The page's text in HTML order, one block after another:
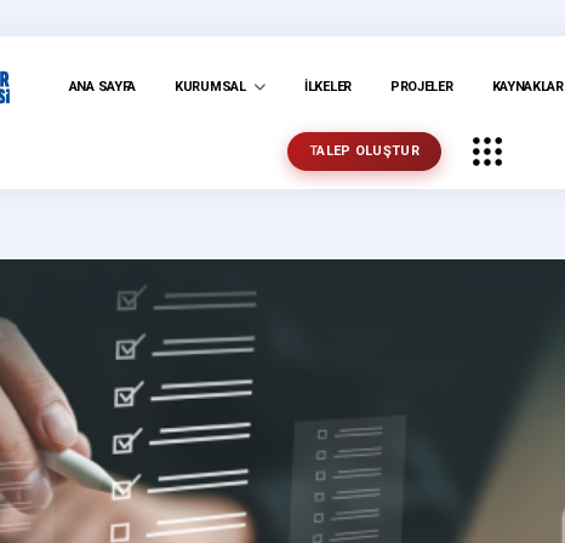
ANA SAYFA KURUMSAL İLKELER PROJELER KAYNAKLAR
TALEP OLUŞTUR
Resmi Web Sitesi